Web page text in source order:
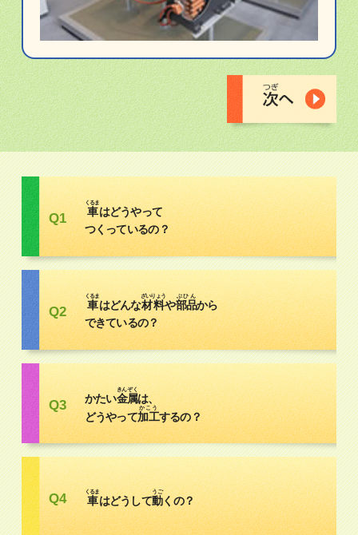
Q1 車
くるま
はどうやって
つくっているの？
Q2 車
くるま
はどんな材料
ざいりょう
や部品
ぶひん
から
できているの？
Q3 かたい金属
きんぞく
は、
どうやって加工
かこう
するの？
Q4 車
くるま
はどうして動
うご
くの？